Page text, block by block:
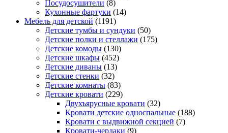
Посудосушители (8)
Кухонные фартуки (14)
Мебель для детской (1191)
Детские тумбы и сундуки (50)
Детские полки и стеллажи (175)
Детские комоды (130)
Детские шкафы (452)
Детские диваны (13)
Детские стенки (32)
Детские комнаты (83)
Детские кровати (229)
Двухъярусные кровати (32)
Кровати детские односпальные (188)
Кровати с выдвижной секцией (7)
Кровати-чердаки (9)